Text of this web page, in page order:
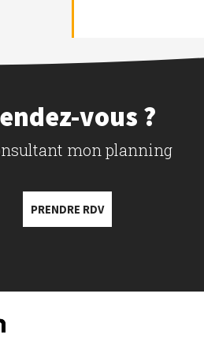
vous ?
mon planning
PRENDRE RDV